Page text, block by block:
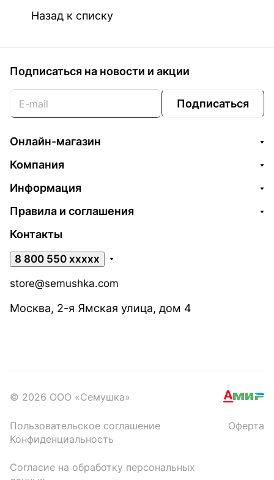
Назад к списку
Подписаться на новости и акции
Подписаться
Онлайн-магазин
Компания
Информация
Правила и соглашения
Контакты
8 800 550 xxxxx
store@semushka.com
Москва, 2-я Ямская улица, дом 4
© 2026 ООО «Семушка»
Пользовательское соглашение
Конфиденциальность
Согласие на обработку персональных
Оферта